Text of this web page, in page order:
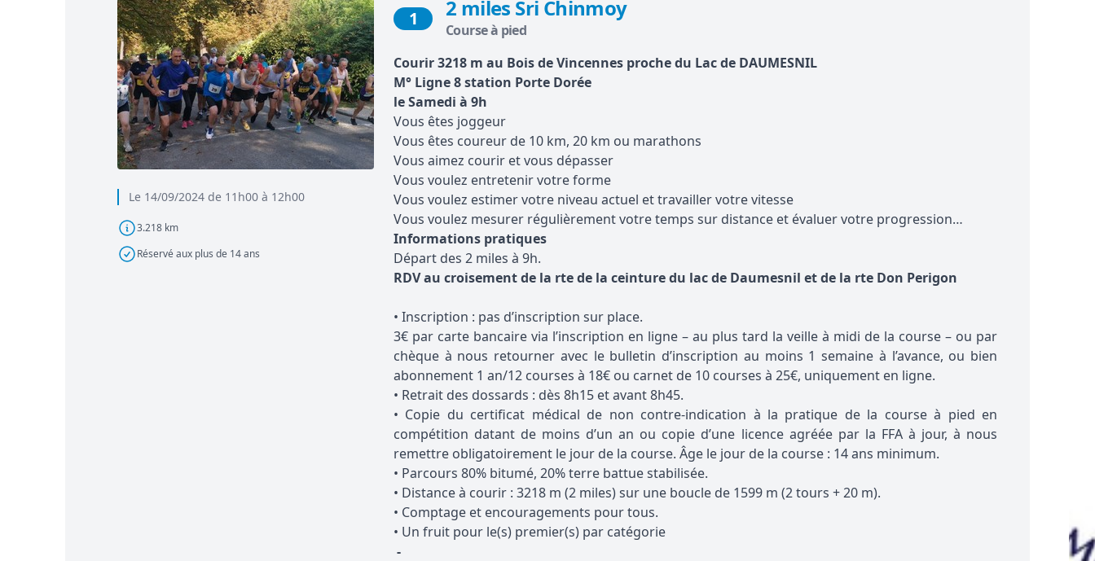
Le 14/09/2024 de 11h00 à 12h00
3.218 km
Réservé aux plus de 14 ans
1 2 miles Sri Chinmoy
Course à pied
Courir 3218 m au Bois de Vincennes proche du Lac de DAUMESNIL
M° Ligne 8 station Porte Dorée
le Samedi à 9h
Vous êtes joggeur
Vous êtes coureur de 10 km, 20 km ou marathons
Vous aimez courir et vous dépasser
Vous voulez entretenir votre forme
Vous voulez estimer votre niveau actuel et travailler votre vitesse
Vous voulez mesurer régulièrement votre temps sur distance et évaluer votre progression…
Informations pratiques
Départ des 2 miles à 9h.
RDV au croisement de la rte de la ceinture du lac de Daumesnil et de la rte Don Perigon
• Inscription : pas d’inscription sur place.
3€ par carte bancaire via l’inscription en ligne – au plus tard la veille à midi de la course – ou par
chèque à nous retourner avec le bulletin d’inscription au moins 1 semaine à l’avance, ou bien
abonnement 1 an/12 courses à 18€ ou carnet de 10 courses à 25€, uniquement en ligne.
• Retrait des dossards : dès 8h15 et avant 8h45.
• Copie du certificat médical de non contre-indication à la pratique de la course à pied en
compétition datant de moins d’un an ou copie d’une licence agréée par la FFA à jour, à nous
remettre obligatoirement le jour de la course. Âge le jour de la course : 14 ans minimum.
• Parcours 80% bitumé, 20% terre battue stabilisée.
• Distance à courir : 3218 m (2 miles) sur une boucle de 1599 m (2 tours + 20 m).
• Comptage et encouragements pour tous.
• Un fruit pour le(s) premier(s) par catégorie
-